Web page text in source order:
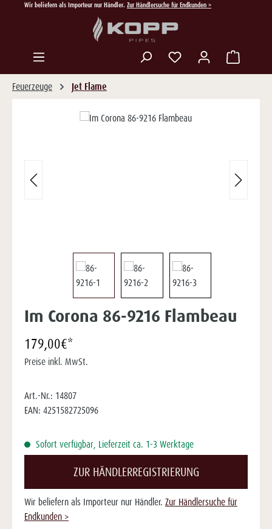
Zum Hauptinhalt springen
Wir beliefern als Importeur nur Händler. Zur Händlersuche für Endkunden >
Du hast 0 Produkte
Feuerzeuge Jet Flame
Bildergalerie überspringen
Im Corona 86-9216 Flambeau
179,00€*
Preise inkl. MwSt.
Art.-Nr.: 14807
EAN: 4251582725096
Sofort verfügbar, Lieferzeit ca. 1-3 Werktage
ZUR HÄNDLERREGISTRIERUNG
Wir beliefern als Importeur nur Händler. Zur Händlersuche für
Endkunden >